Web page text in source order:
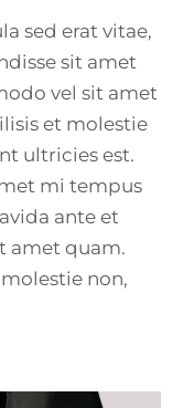
sed erat vitae,
sit amet
vel sit amet
et molestie
ultricies est.
mi tempus
ante et
amet quam.
non,